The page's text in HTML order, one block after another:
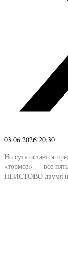
03.06.2026 20:30
Но суть остается
«тормоз» — все
НЕИСТОВО двумя